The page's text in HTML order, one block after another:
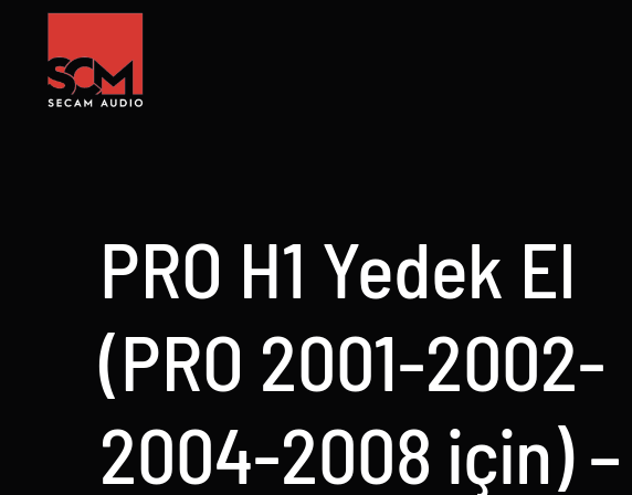
content
PRO H1 Yedek El
(PRO 2001-2002-
2004-2008 için) –